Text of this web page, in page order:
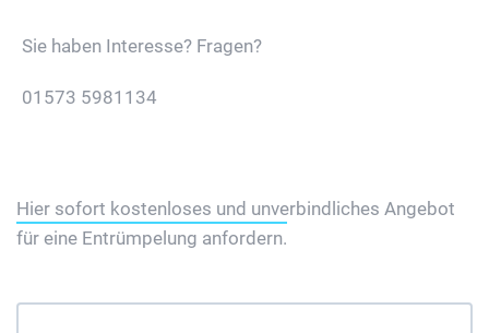
Sie haben Interesse? Fragen?
01573 5981134
Hier sofort kostenloses und unverbindliches Angebot
für eine Entrümpelung anfordern.